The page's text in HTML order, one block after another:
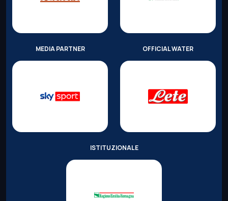
MEDIA PARTNER OFFICIAL WATER
ISTITUZIONALE